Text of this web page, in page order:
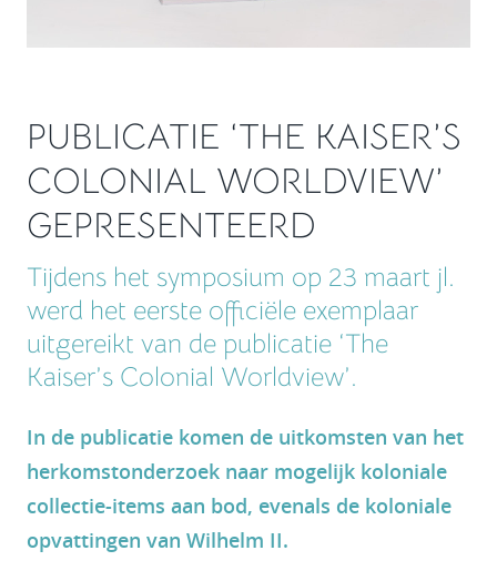
PUBLICATIE ‘THE KAISER’S
COLONIAL WORLDVIEW’
GEPRESENTEERD
Tijdens het symposium op 23 maart jl.
werd het eerste officiële exemplaar
uitgereikt van de publicatie ‘The
Kaiser’s Colonial Worldview’.
In de publicatie komen de uitkomsten van het
herkomstonderzoek naar mogelijk koloniale
collectie-items aan bod, evenals de koloniale
opvattingen van Wilhelm II.